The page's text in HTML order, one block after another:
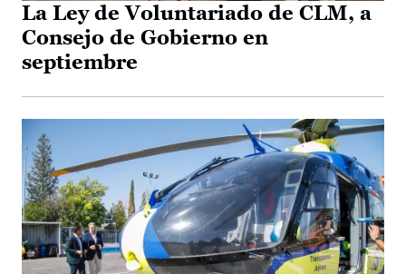
La Ley de Voluntariado de CLM, a
Consejo de Gobierno en
septiembre